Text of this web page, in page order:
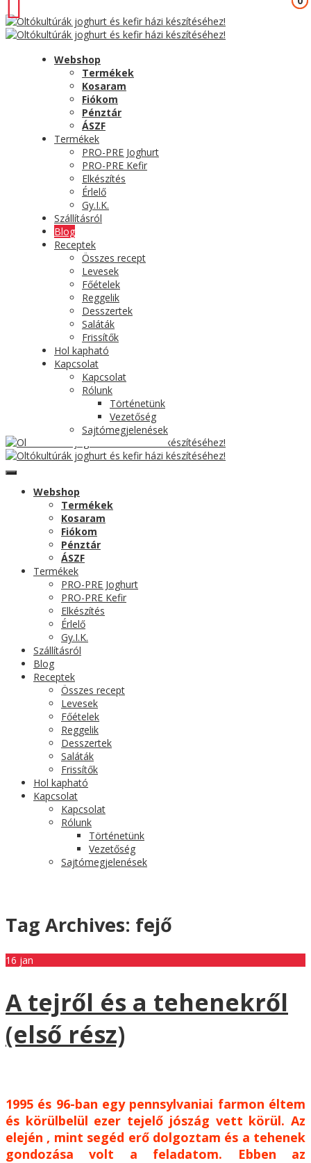
Webshop
Termékek
Kosaram
Fiókom
Pénztár
ÁSZF
Termékek
PRO-PRE Joghurt
PRO-PRE Kefir
Elkészítés
Érlelő
Gy.I.K.
Szállításról
Blog
Receptek
Összes recept
Levesek
Főételek
Reggelik
Desszertek
Saláták
Frissítők
Hol kapható
Kapcsolat
Kapcsolat
Rólunk
Történetünk
Vezetőség
Sajtómegjelenések
Webshop
Termékek
Kosaram
Fiókom
Pénztár
ÁSZF
Termékek
PRO-PRE Joghurt
PRO-PRE Kefir
Elkészítés
Érlelő
Gy.I.K.
Szállításról
Blog
Receptek
Összes recept
Levesek
Főételek
Reggelik
Desszertek
Saláták
Frissítők
Hol kapható
Kapcsolat
Kapcsolat
Rólunk
Történetünk
Vezetőség
Sajtómegjelenések
Tag Archives: fejő
16 jan
A tejről és a tehenekről
(első rész)
1995 és 96-ban egy pennsylvaniai farmon éltem
és körülbelül ezer tejelő jószág vett körül. Az
elején , mint segéd erő dolgoztam és a tehenek
gondozása volt a feladatom. Ebben az